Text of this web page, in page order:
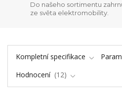
Do našeho sortimentu
ze světa elektromobility.
Kompletní specifikace
Hodnocení
12